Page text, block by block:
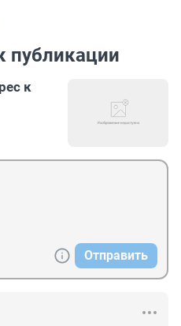
публикации
к
Отправить